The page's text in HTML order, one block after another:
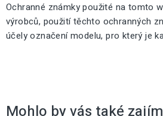
Ochranné známky použité na tomto
výrobců, použití těchto ochranných
účely označení modelu, pro který je
Mohlo by vás také